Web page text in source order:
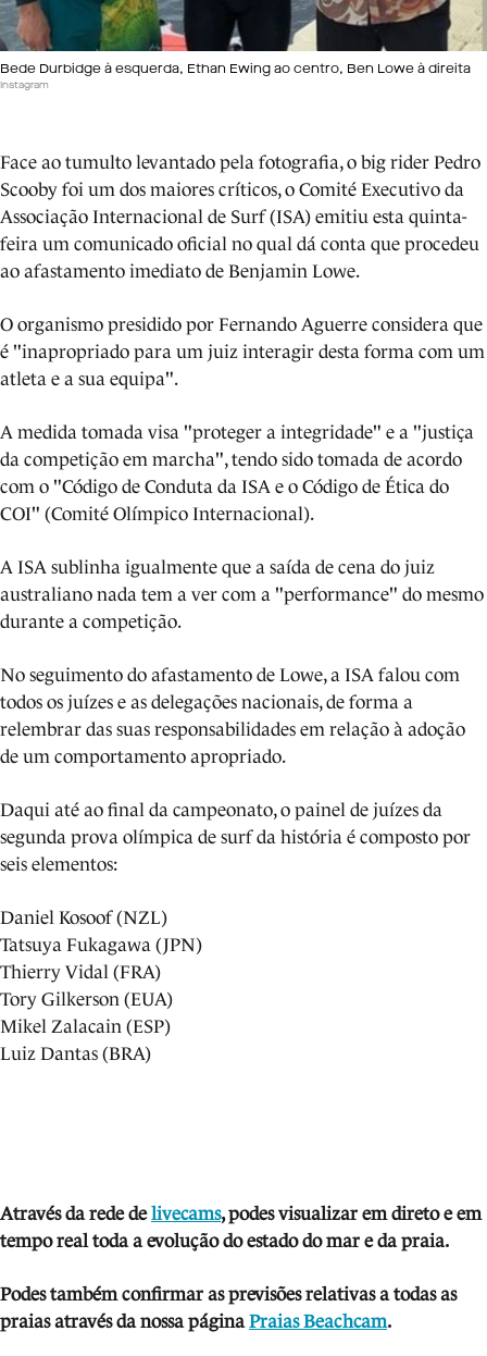
Bede Durbidge à esquerda, Ethan Ewing ao centro, Ben Lowe à direita
Instagram
Face ao tumulto levantado pela fotografia, o big rider Pedro
Scooby foi um dos maiores críticos, o Comité Executivo da
Associação Internacional de Surf (ISA) emitiu esta quinta-
feira um comunicado oficial no qual dá conta que procedeu
ao afastamento imediato de Benjamin Lowe.
O organismo presidido por Fernando Aguerre considera que
é "inapropriado para um juiz interagir desta forma com um
atleta e a sua equipa".
A medida tomada visa "proteger a integridade" e a "justiça
da competição em marcha", tendo sido tomada de acordo
com o "Código de Conduta da ISA e o Código de Ética do
COI" (Comité Olímpico Internacional).
A ISA sublinha igualmente que a saída de cena do juiz
australiano nada tem a ver com a "performance" do mesmo
durante a competição.
No seguimento do afastamento de Lowe, a ISA falou com
todos os juízes e as delegações nacionais, de forma a
relembrar das suas responsabilidades em relação à adoção
de um comportamento apropriado.
Daqui até ao final da campeonato, o painel de juízes da
segunda prova olímpica de surf da história é composto por
seis elementos:
Daniel Kosoof (NZL)
Tatsuya Fukagawa (JPN)
Thierry Vidal (FRA)
Tory Gilkerson (EUA)
Mikel Zalacain (ESP)
Luiz Dantas (BRA)
Através da rede delivecams, podes visualizar em direto e em
tempo real toda a evolução do estado do mar e da praia.
Podes também confirmar as previsões relativas a todas as
praias através da nossa páginaPraias Beachcam.